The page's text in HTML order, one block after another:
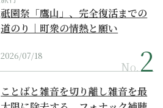
祇園祭「鷹山」、完全復活までの
道のり｜町衆の情熱と願い
2026/07/18
No.
ことばと雑音を切り離し雑音を最